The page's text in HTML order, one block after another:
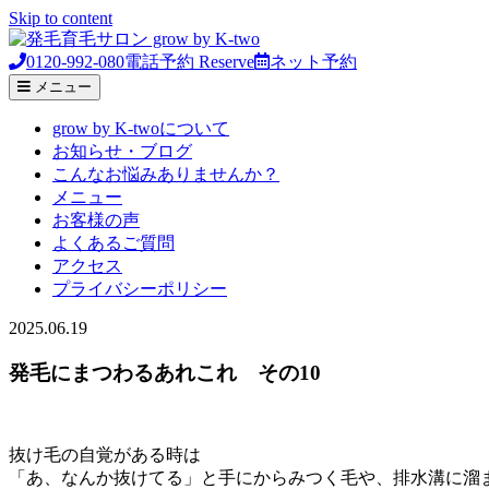
Skip to content
0120-992-080電話予約 Reserve ネット予約
メニュー
grow by K-twoについて
お知らせ・ブログ
こんなお悩みありませんか？
メニュー
お客様の声
よくあるご質問
アクセス
プライバシーポリシー
2025.06.19
発毛にまつわるあれこれ その10
抜け毛の自覚がある時は
「あ、なんか抜けてる」と手にからみつく毛や、排水溝に溜